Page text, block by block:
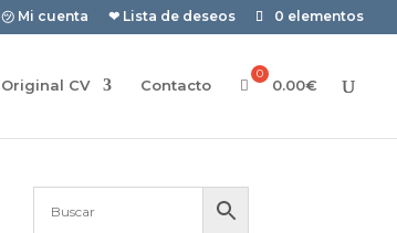
㋡ Mi cuenta ❤ Lista de deseos 0 elementos
Original CV Contacto 0.00€